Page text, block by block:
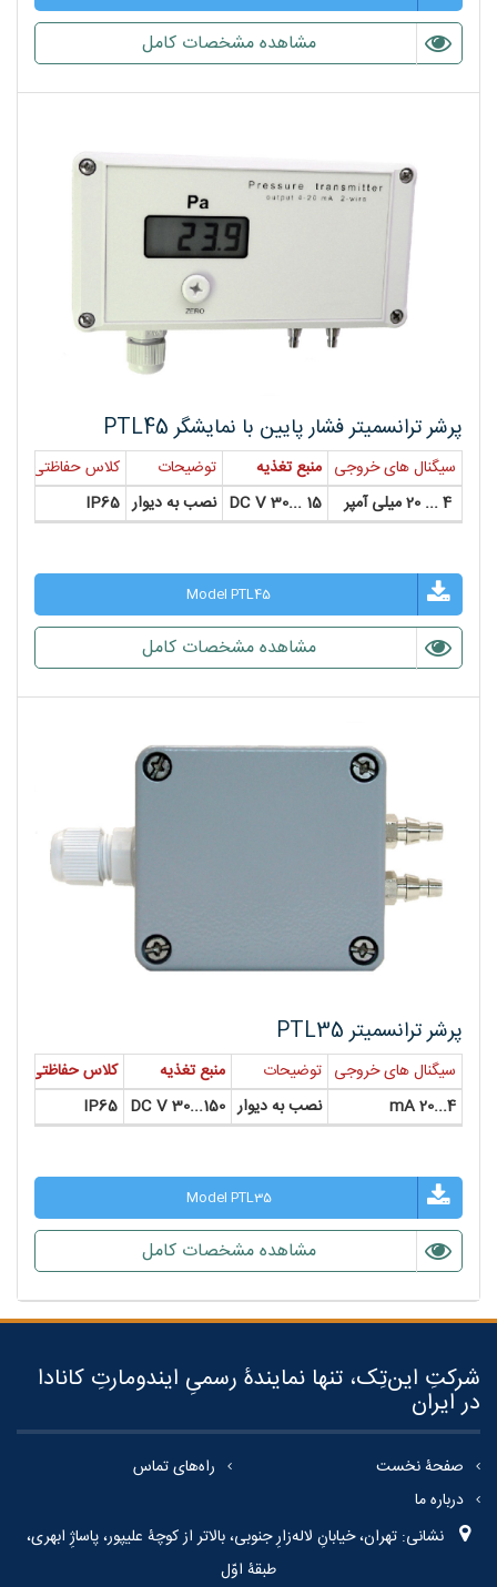
مشاهده مشخصات کامل
پرشر ترانسمیتر فشار پایین با نمایشگر PTL45
سیگنال های خروجی منبع تغذیه توضیحات
کلاس حفاظتی
15 ...30 DC V نصب به دیوار IP65
Model PTL45
مشاهده مشخصات کامل
پرشر ترانسمیتر PTL35
سیگنال های خروجی توضیحات منبع تغذیه
کلاس حفاظتی
4...20 mA
نصب به دیوار 150...30 DC V
IP65
Model PTL35
مشاهده مشخصات کامل
شرکتِ این‌تِک، تنها نمایندۀ رسمیِ ایندومارتِ کانادا
در ایران
صفحۀ نخست
راه‌های تماس
درباره ما
نشانی: تهران، خیابانِ لاله‌زارِ جنوبی، بالاتر از کوچۀ علیپور، پاساژِ ابهری،
طبقۀ اوّل